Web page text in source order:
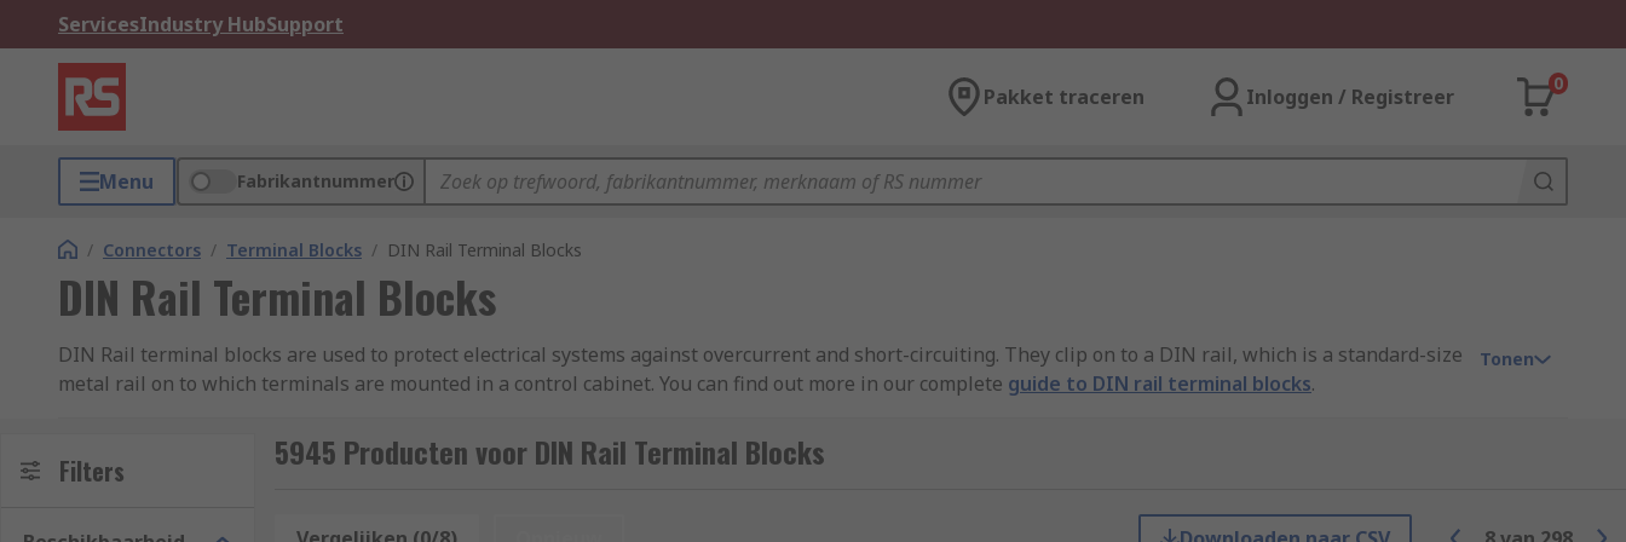
ServicesIndustry HubSupport
Pakket traceren Inloggen / Registreer
0
Menu Fabrikantnummer
/ Connectors / Terminal Blocks / DIN Rail Terminal Blocks
DIN Rail Terminal Blocks
DIN Rail terminal blocks are used to protect electrical systems against overcurrent and short-circuiting. They clip on to a DIN rail, which is a standard-size
metal rail on to which terminals are mounted in a control cabinet. You can find out more in our complete guide to DIN rail terminal blocks.
How do DIN rail terminal blocks work?
hinged section containing the fuse, which can be opened up to stop the flow of electricity. Some are fitted with an LED blown fuse indicator to let you know
Tonen
Filters 5945 Producten voor DIN Rail Terminal Blocks